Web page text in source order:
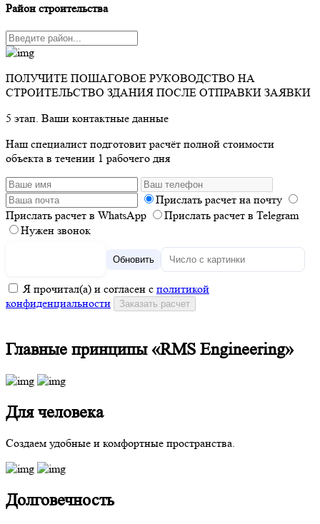
Район строительства
ПОЛУЧИТЕ ПОШАГОВОЕ РУКОВОДСТВО НА
СТРОИТЕЛЬСТВО ЗДАНИЯ ПОСЛЕ ОТПРАВКИ ЗАЯВКИ
5 этап. Ваши контактные данные
Наш специалист подготовит расчёт полной стоимости
объекта в течении 1 рабочего дня
Прислать расчет на почту
Прислать расчет в WhatsApp
Прислать расчет в Telegram
Нужен звонок
Обновить
Я прочитал(а) и согласен с политикой
конфиденциальности
Главные принципы «RMS Engineering»
Для человека
Создаем удобные и комфортные пространства.
Долговечность